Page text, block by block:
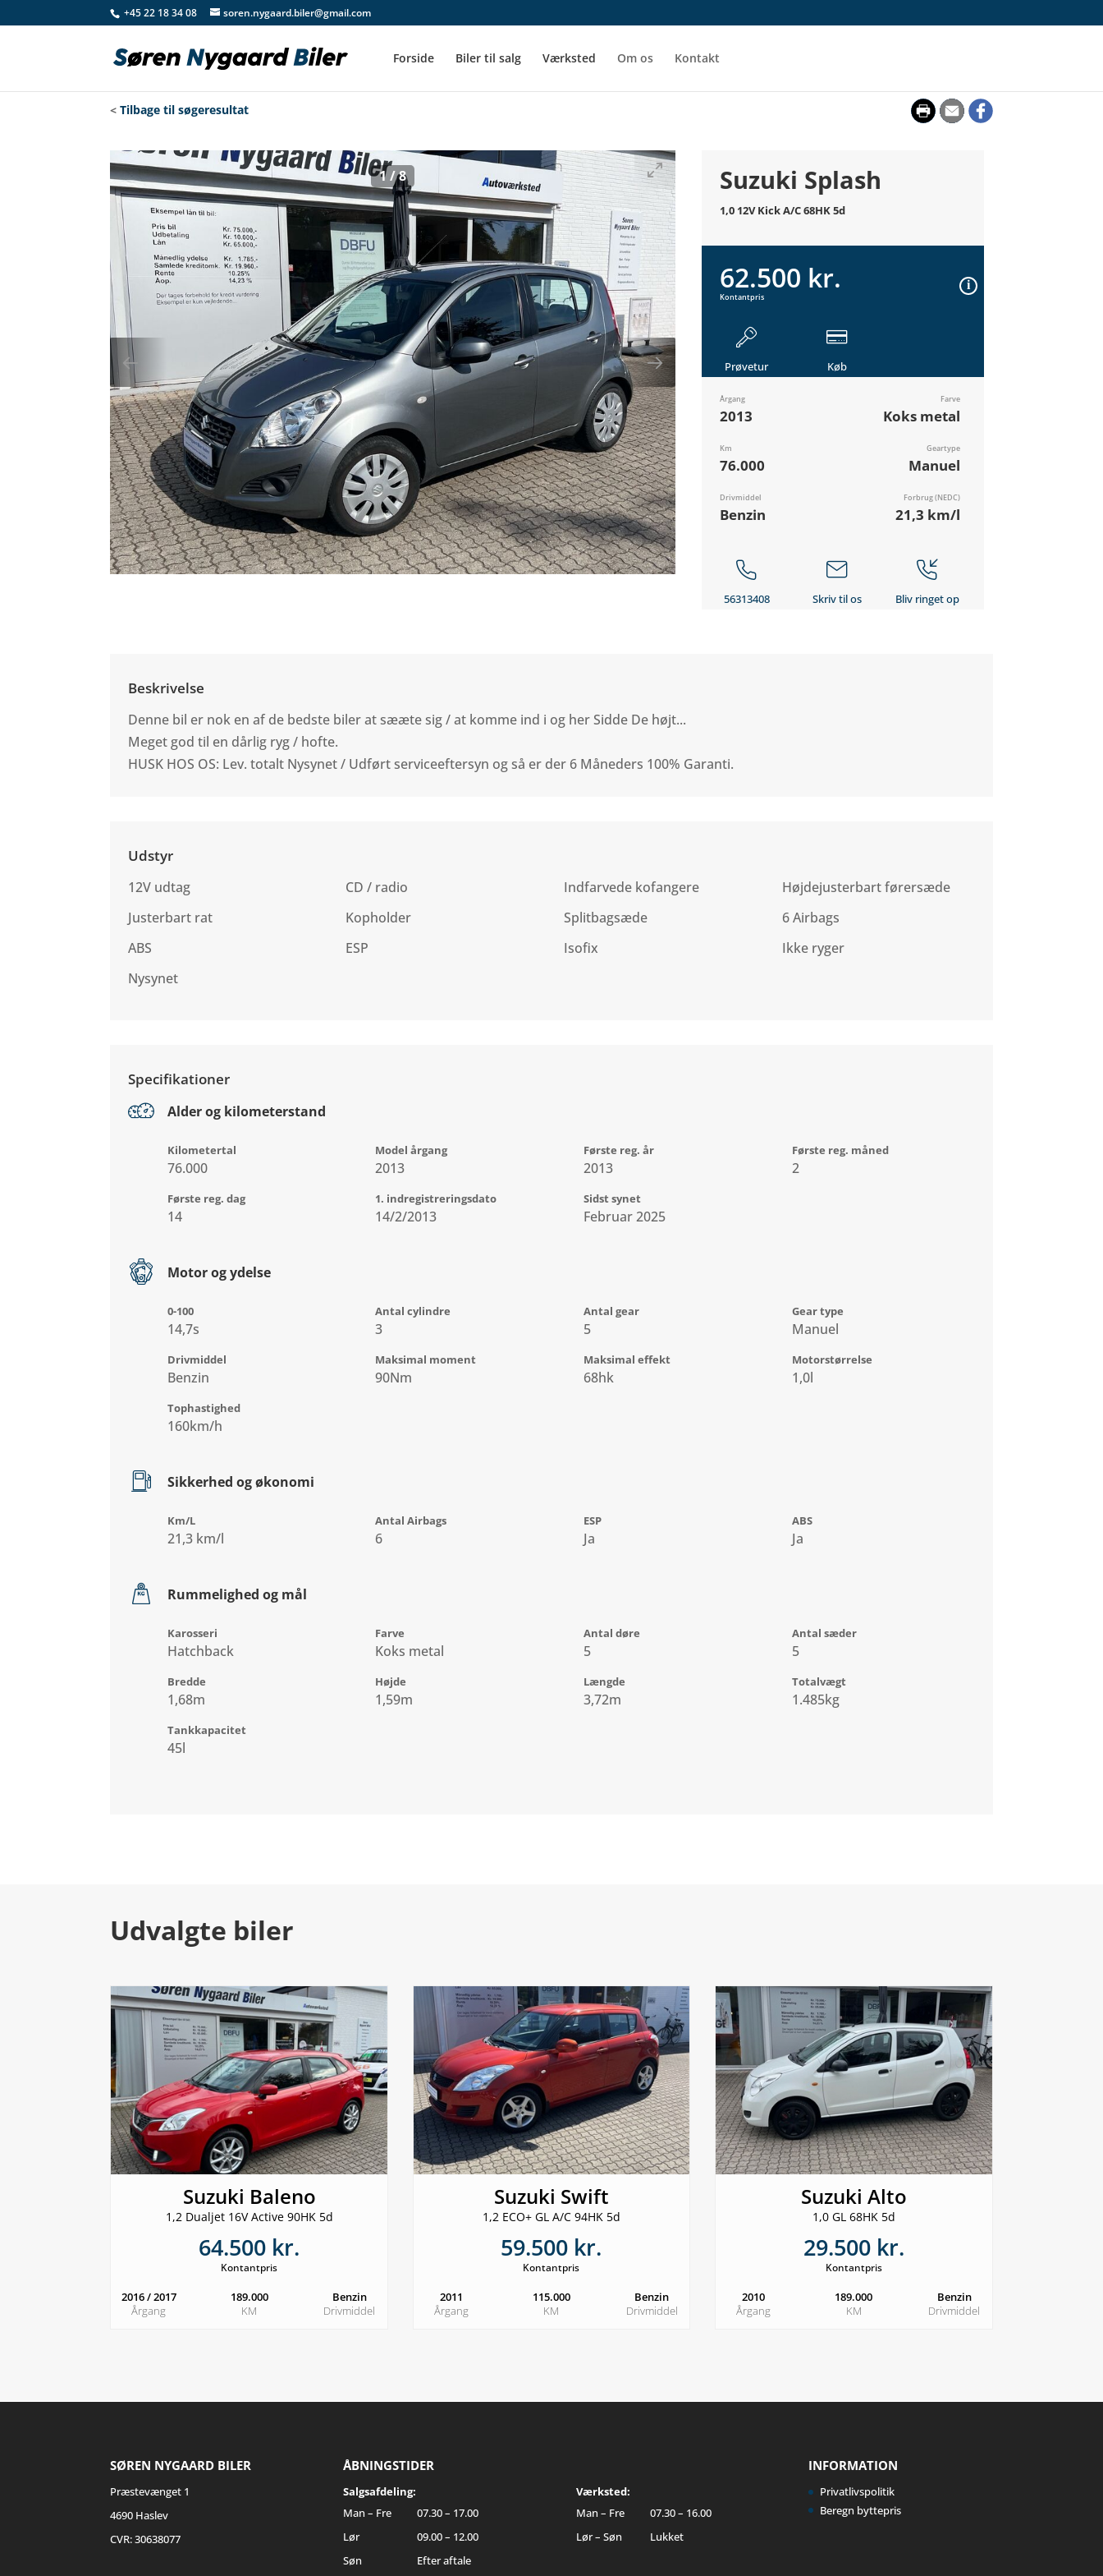
+45 22 18 34 08 soren.nygaard.biler@gmail.com
Forside Biler til salg Værksted Om os Kontakt
<Tilbage til søgeresultat
1/8 Suzuki Splash
1,0 12V Kick A/C 68HK 5d
62.500 kr.
Kontantpris
Prøvetur Køb
Årgang
2013
Farve
Koks metal
Km
76.000
Geartype
Manuel
Drivmiddel
Benzin
Forbrug (NEDC)
21,3 km/l
56313408 Skriv til os Bliv ringet op
Beskrivelse
Denne bil er nok en af de bedste biler at sææte sig / at komme ind i og her Sidde De højt...
Meget god til en dårlig ryg / hofte.
HUSK HOS OS: Lev. totalt Nysynet / Udført serviceeftersyn og så er der 6 Måneders 100% Garanti.
Udstyr
12V udtag CD / radio Indfarvede kofangere
Højdejusterbart førersæde
Justerbart rat
Kopholder Splitbagsæde
6 Airbags
ABS
ESP Isofix
Ikke ryger
Nysynet
Specifikationer
Alder og kilometerstand
Kilometertal
76.000
Model årgang
2013
Første reg. år
2013
Første reg. måned
2
Første reg. dag
14
1. indregistreringsdato
14/2/2013
Sidst synet
Februar 2025
Motor og ydelse
0-100
14,7s
Antal cylindre
3
Antal gear
5
Gear type
Manuel
Drivmiddel
Benzin
Maksimal moment
90Nm
Maksimal effekt
68hk
Motorstørrelse
1,0l
Tophastighed
160km/h
Sikkerhed og økonomi
Km/L
21,3 km/l
Antal Airbags
6
ESP
Ja
ABS
Ja
Rummelighed og mål
Karosseri
Hatchback
Farve
Koks metal
Antal døre
5
Antal sæder
5
Bredde
1,68m
Højde
1,59m
Længde
3,72m
Totalvægt
1.485kg
Tankkapacitet
45l
Udvalgte biler
Suzuki Baleno
1,2 Dualjet 16V Active 90HK 5d
64.500 kr.
Kontantpris
2016 / 2017
Årgang
189.000
KM
Benzin
Drivmiddel
Suzuki Swift
1,2 ECO+ GL A/C 94HK 5d
59.500 kr.
Kontantpris
2011
Årgang
115.000
KM
Benzin
Drivmiddel
Suzuki Alto
1,0 GL 68HK 5d
29.500 kr.
Kontantpris
2010
Årgang
189.000
KM
Benzin
Drivmiddel
SØREN NYGAARD BILER
Præstevænget 1
4690 Haslev
CVR: 30638077
ÅBNINGSTIDER
Salgsafdeling:
Man – Fre
07.30 – 17.00
Lør
09.00 – 12.00
Søn
Efter aftale
Værksted:
Man – Fre
07.30 – 16.00
Lør – Søn
Lukket
INFORMATION
Privatlivspolitik
Beregn byttepris